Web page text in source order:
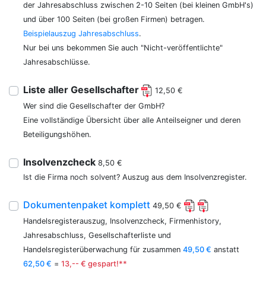
der Jahresabschluss zwischen 2-10 Seiten (bei kleinen GmbH's)
und über 100 Seiten (bei großen Firmen) betragen.
Beispielauszug Jahresabschluss.
Nur bei uns bekommen Sie auch "Nicht-veröffentlichte"
Jahresabschlüsse.
Liste aller Gesellschafter
12,50 €
Wer sind die Gesellschafter der GmbH?
Eine vollständige Übersicht über alle Anteilseigner und deren
Beteiligungshöhen.
Insolvenzcheck 8,50 €
Ist die Firma noch solvent? Auszug aus dem Insolvenzregister.
Dokumentenpaket komplett 49,50 €
Handelsregisterauszug, Insolvenzcheck, Firmenhistory,
Jahresabschluss, Gesellschafterliste und
Handelsregisterüberwachung für zusammen 49,50 € anstatt
62,50 € = 13,-- € gespart!**